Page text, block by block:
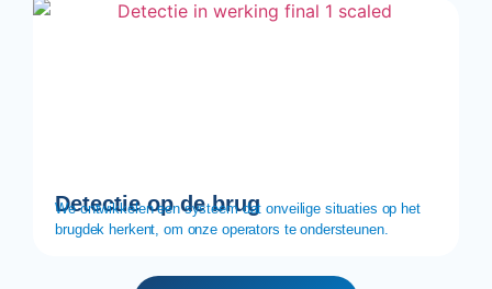
Detectie op de brug
We ontwikkelen een systeem dat onveilige situaties op het
brugdek herkent, om onze operators te ondersteunen.